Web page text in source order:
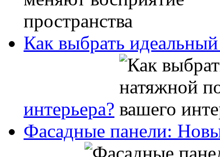
Как выбрать
интерьера?
Фасадные панели: